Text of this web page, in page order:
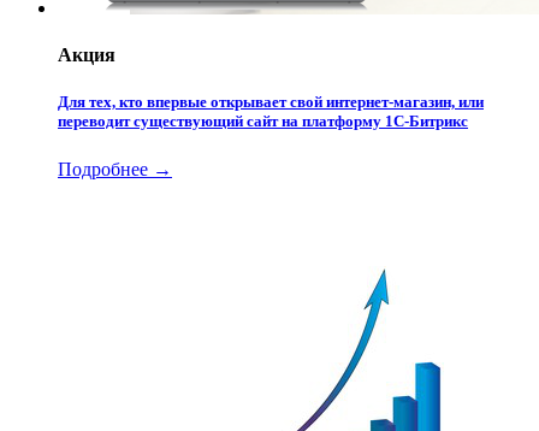
Акция
Для тех, кто впервые открывает свой интернет-магазин, или
переводит существующий сайт на платформу 1С-Битрикс
Подробнее →